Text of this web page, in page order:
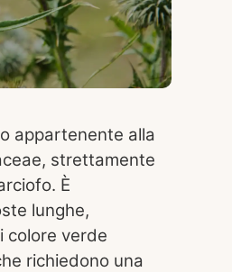
appartenente alla
strettamente
È
lunghe,
colore verde
richiedono una